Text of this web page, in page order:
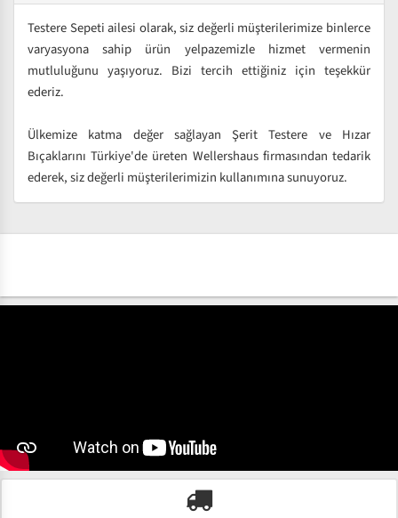
Testere Sepeti ailesi olarak, siz değerli müşterilerimize binlerce
varyasyona sahip ürün yelpazemizle hizmet vermenin
mutluluğunu yaşıyoruz. Bizi tercih ettiğiniz için teşekkür
ederiz.
Ülkemize katma değer sağlayan Şerit Testere ve Hızar
Bıçaklarını Türkiye'de üreten Wellershaus firmasından tedarik
ederek, siz değerli müşterilerimizin kullanımına sunuyoruz.